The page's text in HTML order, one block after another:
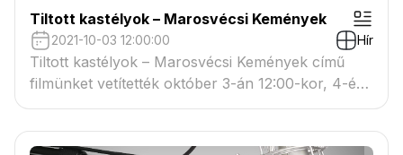
Tiltott kastélyok – Marosvécsi Kemények
2021-10-03 12:00:00 Hír
Tiltott kastélyok – Marosvécsi Kemények című
filmünket vetítették október 3-án 12:00-kor, 4-én
4:20-kor a Duna Worldön.